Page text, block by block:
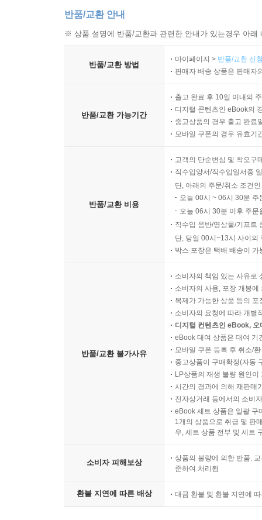
반품/교환 안내
※ 상품 설명에 반품/교환과 관련한 안내가 있는경우 아
반품/교환 방법
마이페이지 > 반품/교환 신
판매자 배송 상품은 판매자
반품/교환 가능기간
출고 완료 후 10일 이내의
디지털 콘텐츠인 eBook의
중고상품의 경우 출고 완료
모바일 쿠폰의 경우 유효기
반품/교환 비용
고객의 단순변심 및 착오구
직수입양서/직수입일서중
단, 아래의 주문/취소 조건
오늘 00시 ~ 06시 30분
오늘 06시 30분 이후 주
직수입 음반/영상물/기프트
단, 당일 00시~13시 사이의
박스 포장은 택배 배송이
반품/교환 불가사유
소비자의 책임 있는 사유로
소비자의 사용, 포장 개봉
복제가 가능한 상품 등의
소비자의 요청에 따라 개별
디지털 컨텐츠인 eBook,
eBook 대여 상품은 대여 기
모바일 쿠폰 등록 후 취소/
중고상품이 구매확정(자동
LP상품의 재생 불량 원인
시간의 경과에 의해 재판매
전자상거래 등에서의 소비
eBook 세트 상품은 일괄 구
1개의 상품으로 취급 및 판
우, 세트 상품 전부 및 세트
소비자 피해보상
상품의 불량에 의한 반품,
준하여 처리됨
환불 지연에 따른 배상 대금 환불 및 환불 지연에